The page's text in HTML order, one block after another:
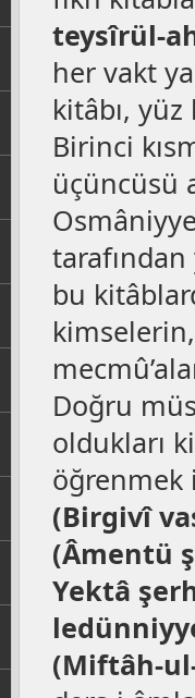
teysîrül-
her vakt
kitâbı, yüz
Birinci
üçüncüsü
bu
Doğru
oldukları
öğrenmek
(Birgivî
(Âmentü
Yektâ
(Miftâh-